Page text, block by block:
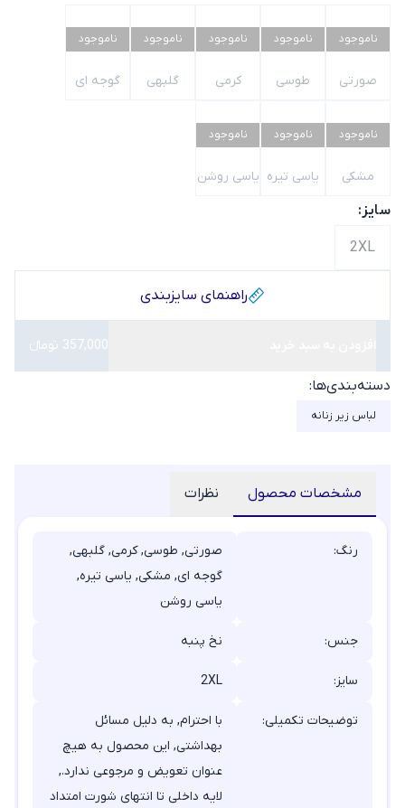
ناموجود
صورتی
ناموجود
طوسی
ناموجود
کرمی
ناموجود
گلبهی
ناموجود
گوجه ای
ناموجود
مشکی
ناموجود
یاسی تیره
ناموجود
یاسی روشن
سایز:
2XL
راهنمای سایز‌بندی
357,000 تومانء
دسته‌بندی‌ها:
لباس زیر زنانه
مشخصات محصول نظرات
رنگ:
صورتی, طوسی, کرمی, گلبهی,
گوجه ای, مشکی, یاسی تیره,
یاسی روشن
جنس: نخ پنبه
سایز: 2XL
توضیحات تکمیلی:
با احترام, به دلیل مسائل
بهداشتی, این محصول به هیچ
عنوان تعویض و مرجوعی ندارد.,
لایه داخلی تا انتهای شورت امتداد